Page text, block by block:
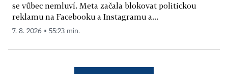
se vůbec nemluví. Meta začala blokovat politickou
reklamu na Facebooku a Instagramu a...
7. 8. 2026 ▪ 55:23 min.